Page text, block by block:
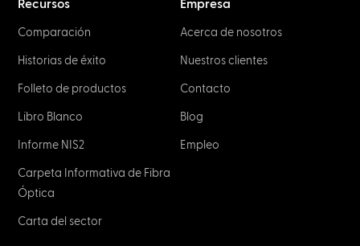
Recursos
Comparación
Historias de éxito
Folleto de productos
Libro Blanco
Informe NIS2
Carpeta Informativa de Fibra
Óptica
Carta del sector
Empresa
Acerca de nosotros
Nuestros clientes
Contacto
Blog
Empleo